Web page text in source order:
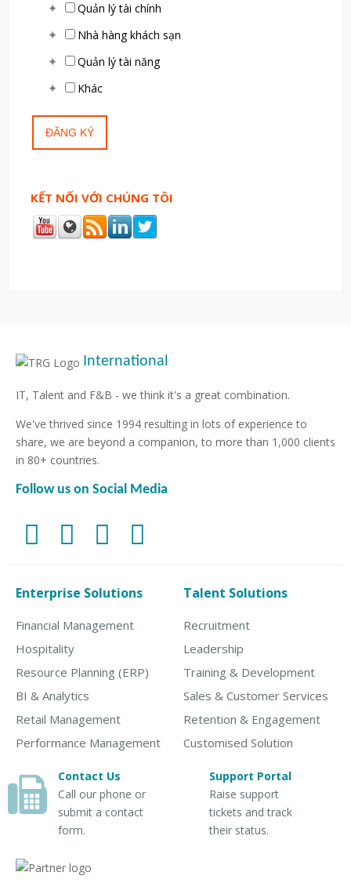
Quản lý tài chính
Nhà hàng khách sạn
Quản lý tài năng
Khác
KẾT NỐI VỚI CHÚNG TÔI
International
IT, Talent and F&B - we think it's a great combination.
We've thrived since 1994 resulting in lots of experience to
share, we are beyond a companion, to more than 1,000 clients
in 80+ countries.
Follow us on Social Media
Enterprise Solutions
Financial Management
Hospitality
Resource Planning (ERP)
BI & Analytics
Retail Management
Performance Management
Talent Solutions
Recruitment
Leadership
Training & Development
Sales & Customer Services
Retention & Engagement
Customised Solution
Contact Us
Call our phone or
submit a contact
form.
Support Portal
Raise support
tickets and track
their status.